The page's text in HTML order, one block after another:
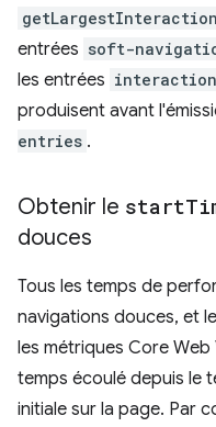
entrées soft-
les entrées
produisent avant
entries .
Obtenir le start
douces
Tous les temps de
navigations douces, et
les métriques Core
temps écoulé depuis le
initiale sur la page. Par